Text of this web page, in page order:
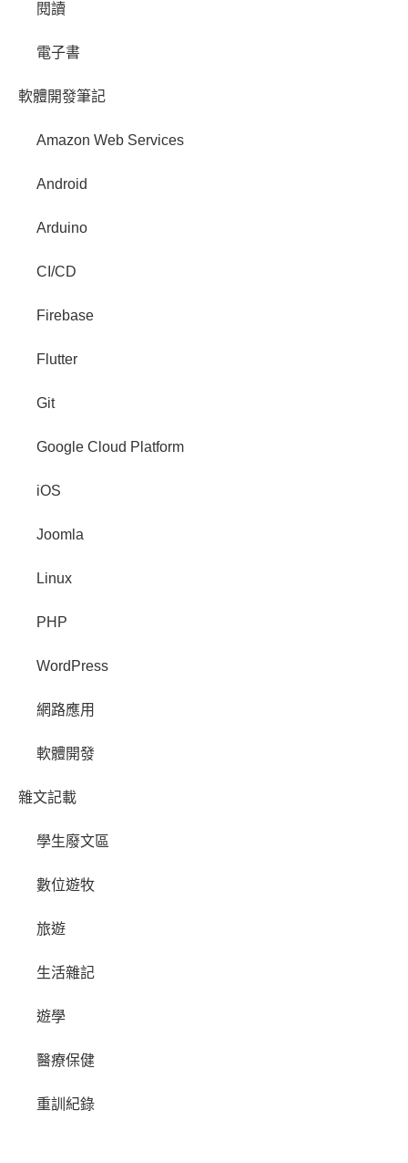
閱讀
電子書
軟體開發筆記
Amazon Web Services
Android
Arduino
CI/CD
Firebase
Flutter
Git
Google Cloud Platform
iOS
Joomla
Linux
PHP
WordPress
網路應用
軟體開發
雜文記載
學生廢文區
數位遊牧
旅遊
生活雜記
遊學
醫療保健
重訓紀錄